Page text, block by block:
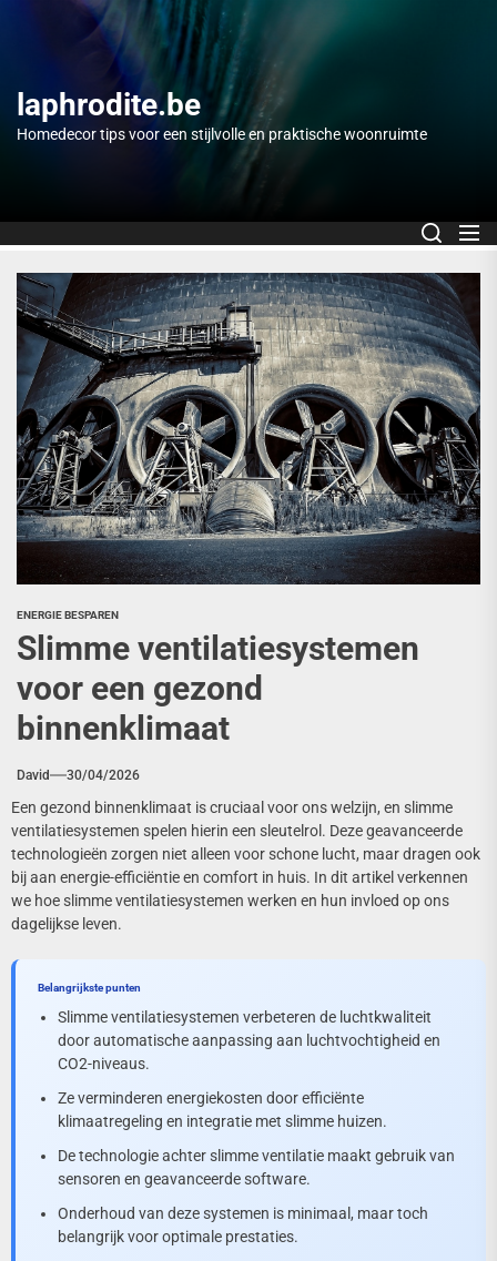
content
laphrodite.be
Homedecor tips voor een stijlvolle en praktische woonruimte
ENERGIE BESPAREN
Slimme ventilatiesystemen
voor een gezond
binnenklimaat
David 30/04/2026
Een gezond binnenklimaat is cruciaal voor ons welzijn, en slimme
ventilatiesystemen spelen hierin een sleutelrol. Deze geavanceerde
technologieën zorgen niet alleen voor schone lucht, maar dragen ook
bij aan energie-efficiëntie en comfort in huis. In dit artikel verkennen
we hoe slimme ventilatiesystemen werken en hun invloed op ons
dagelijkse leven.
Belangrijkste punten
Slimme ventilatiesystemen verbeteren de luchtkwaliteit
door automatische aanpassing aan luchtvochtigheid en
CO2-niveaus.
Ze verminderen energiekosten door efficiënte
klimaatregeling en integratie met slimme huizen.
De technologie achter slimme ventilatie maakt gebruik van
sensoren en geavanceerde software.
Onderhoud van deze systemen is minimaal, maar toch
belangrijk voor optimale prestaties.